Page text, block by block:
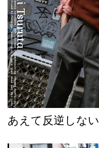
あえて反逆しない